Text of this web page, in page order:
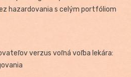
hazardovania s celým portfóliom
verzus voľná voľba lekára: